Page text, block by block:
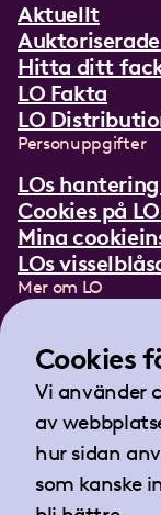
Aktuellt
Hitta ditt
LO Fakta
LO
Personuppgifter
LOs
Cookies på
Mina
LOs
Mer om LO
Lättläst om
Tidningen
Barnhusgatan
105 53
Cookies
Vi använder
av
hur sidan
som kanske